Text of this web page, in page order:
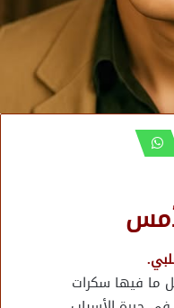
ما فيها سكرات